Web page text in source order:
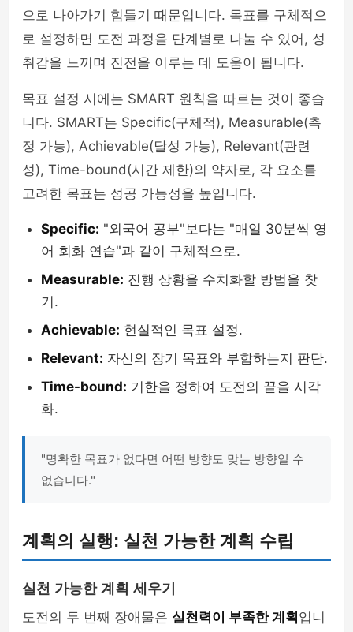
으로 나아가기 힘들기 때문입니다. 목표를 구체적으
로 설정하면 도전 과정을 단계별로 나눌 수 있어, 성
취감을 느끼며 진전을 이루는 데 도움이 됩니다.
목표 설정 시에는 SMART 원칙을 따르는 것이 좋습
니다. SMART는 Specific(구체적), Measurable(측
정 가능), Achievable(달성 가능), Relevant(관련
성), Time-bound(시간 제한)의 약자로, 각 요소를
고려한 목표는 성공 가능성을 높입니다.
Specific: "외국어 공부"보다는 "매일 30분씩 영
어 회화 연습"과 같이 구체적으로.
Measurable: 진행 상황을 수치화할 방법을 찾
기.
Achievable: 현실적인 목표 설정.
Relevant: 자신의 장기 목표와 부합하는지 판단.
Time-bound: 기한을 정하여 도전의 끝을 시각
화.
"명확한 목표가 없다면 어떤 방향도 맞는 방향일 수
없습니다."
계획의 실행: 실천 가능한 계획 수립
실천 가능한 계획 세우기
도전의 두 번째 장애물은 실천력이 부족한 계획 입니